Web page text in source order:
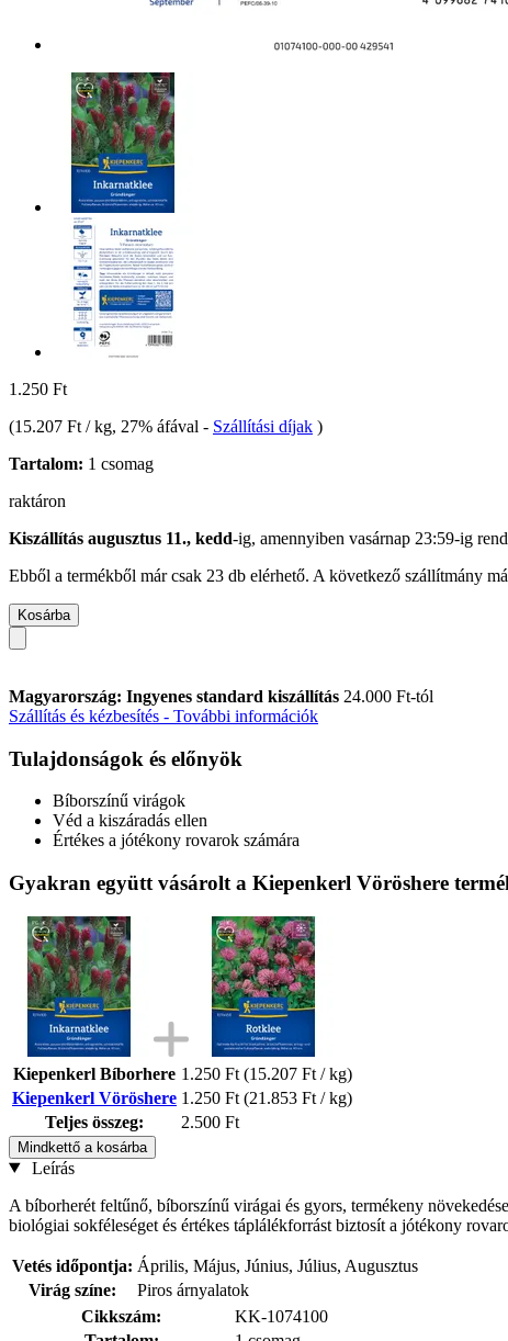
1.250 Ft
(15.207 Ft / kg, 27% áfával - Szállítási díjak )
Tartalom: 1 csomag
raktáron
Kiszállítás augusztus 11., kedd-ig, amennyiben vasárnap 23:59-ig
Ebből a termékből már csak 23 db elérhető. A következő szállítmány
Kosárba
Magyarország: Ingyenes standard kiszállítás 24.000 Ft-tól
Szállítás és kézbesítés - További információk
Tulajdonságok és előnyök
Bíborszínű virágok
Véd a kiszáradás ellen
Értékes a jótékony rovarok számára
Gyakran együtt vásárolt a Kiepenkerl Vöröshere
Kiepenkerl Bíborhere 1.250 Ft (15.207 Ft / kg)
Kiepenkerl Vöröshere 1.250 Ft (21.853 Ft / kg)
Teljes összeg:
2.500 Ft
Mindkettő a kosárba
Leírás
A bíborherét feltűnő, bíborszínű virágai és gyors, termékeny
biológiai sokféleséget és értékes táplálékforrást biztosít a jótékony
Vetés időpontja: Április, Május, Június, Július, Augusztus
Virág színe:
Piros árnyalatok
Cikkszám:
KK-1074100